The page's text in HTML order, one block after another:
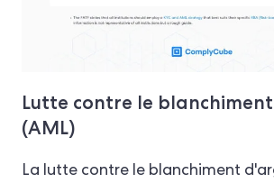
Lutte contre le
(AML)
La lutte contre le blanchiment